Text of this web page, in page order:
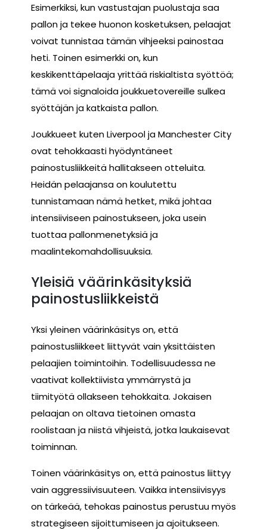
Esimerkiksi, kun vastustajan puolustaja saa
pallon ja tekee huonon kosketuksen, pelaajat
voivat tunnistaa tämän vihjeeksi painostaa
heti. Toinen esimerkki on, kun
keskikenttäpelaaja yrittää riskialtista syöttöä;
tämä voi signaloida joukkuetovereille sulkea
syöttäjän ja katkaista pallon.
Joukkueet kuten Liverpool ja Manchester City
ovat tehokkaasti hyödyntäneet
painostusliikkeitä hallitakseen otteluita.
Heidän pelaajansa on koulutettu
tunnistamaan nämä hetket, mikä johtaa
intensiiviseen painostukseen, joka usein
tuottaa pallonmenetyksiä ja
maalintekomahdollisuuksia.
Yleisiä väärinkäsityksiä
painostusliikkeistä
Yksi yleinen väärinkäsitys on, että
painostusliikkeet liittyvät vain yksittäisten
pelaajien toimintoihin. Todellisuudessa ne
vaativat kollektiivista ymmärrystä ja
tiimityötä ollakseen tehokkaita. Jokaisen
pelaajan on oltava tietoinen omasta
roolistaan ja niistä vihjeistä, jotka laukaisevat
toiminnan.
Toinen väärinkäsitys on, että painostus liittyy
vain aggressiivisuuteen. Vaikka intensiivisyys
on tärkeää, tehokas painostus perustuu myös
strategiseen sijoittumiseen ja ajoitukseen.